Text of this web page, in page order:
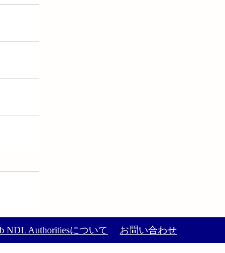
NDL Authoritiesについて お問い合わせ